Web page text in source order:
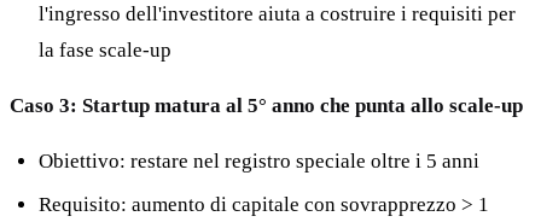
l'ingresso dell'investitore aiuta a costruire i requisiti per
la fase scale-up
Caso 3: Startup matura al 5° anno che punta allo scale-up
Obiettivo: restare nel registro speciale oltre i 5 anni
Requisito: aumento di capitale con sovrapprezzo > 1